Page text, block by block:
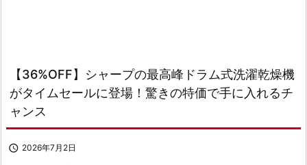
【36%OFF】シャープの最高峰ドラム式洗濯乾燥機
がタイムセールに登場！驚きの特価で手に入れるチ
ャンス
 2026年7月2日